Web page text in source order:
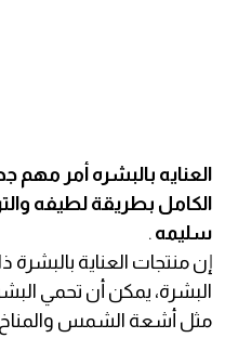
العنايه بالبشره أمر مهم
الكامل بطريقة لطيفه
سليمه .
إن منتجات العناية بالبشرة
البشرة، يمكن أن تحمي
مثل أشعة الشمس والمناخ